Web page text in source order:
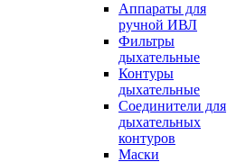
Аппараты для
ручной ИВЛ
Фильтры
дыхательные
Контуры
дыхательные
Соединители для
дыхательных
контуров
Маски